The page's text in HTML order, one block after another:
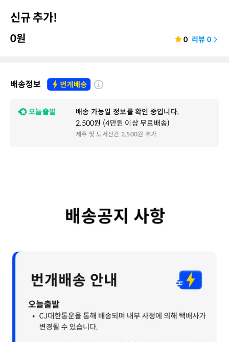
신규 추가!
0원 0 리뷰 0
배송정보
오늘출발
배송 가능일 정보를 확인 중입니다.
2,500원 (4만원 이상 무료배송)
제주 및 도서산간 2,500원 추가